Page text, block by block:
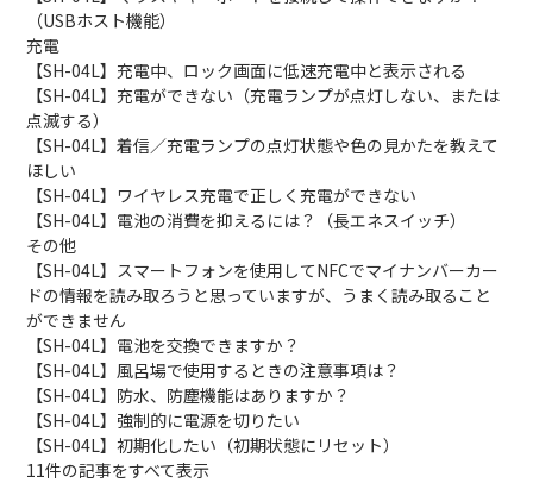
（USBホスト機能）
充電
【SH-04L】充電中、ロック画面に低速充電中と表示される
【SH-04L】充電ができない（充電ランプが点灯しない、または
点滅する）
【SH-04L】着信／充電ランプの点灯状態や色の見かたを教えて
ほしい
【SH-04L】ワイヤレス充電で正しく充電ができない
【SH-04L】電池の消費を抑えるには？（長エネスイッチ）
その他
【SH-04L】スマートフォンを使用してNFCでマイナンバーカー
ドの情報を読み取ろうと思っていますが、うまく読み取ること
ができません
【SH-04L】電池を交換できますか？
【SH-04L】風呂場で使用するときの注意事項は？
【SH-04L】防水、防塵機能はありますか？
【SH-04L】強制的に電源を切りたい
【SH-04L】初期化したい（初期状態にリセット）
11件の記事をすべて表示